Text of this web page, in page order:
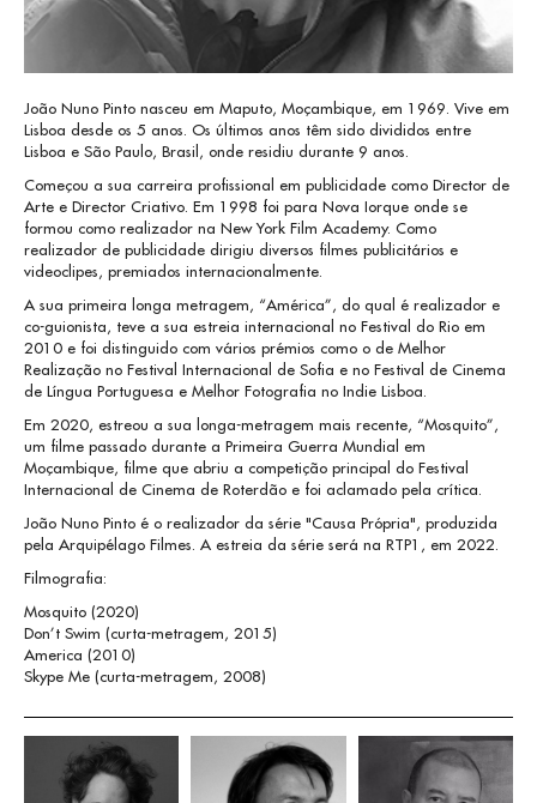
João Nuno Pinto nasceu em Maputo, Moçambique, em 1969. Vive em
Lisboa desde os 5 anos. Os últimos anos têm sido divididos entre
Lisboa e São Paulo, Brasil, onde residiu durante 9 anos.
Começou a sua carreira profissional em publicidade como Director de
Arte e Director Criativo. Em 1998 foi para Nova Iorque onde se
formou como realizador na New York Film Academy. Como
realizador de publicidade dirigiu diversos filmes publicitários e
videoclipes, premiados internacionalmente.
A sua primeira longa metragem, “América”, do qual é realizador e
co-guionista, teve a sua estreia internacional no Festival do Rio em
2010 e foi distinguido com vários prémios como o de Melhor
Realização no Festival Internacional de Sofia e no Festival de Cinema
de Língua Portuguesa e Melhor Fotografia no Indie Lisboa.
Em 2020, estreou a sua longa-metragem mais recente, “Mosquito”,
um filme passado durante a Primeira Guerra Mundial em
Moçambique, filme que abriu a competição principal do Festival
Internacional de Cinema de Roterdão e foi aclamado pela crítica.
João Nuno Pinto é o realizador da série "Causa Própria", produzida
pela Arquipélago Filmes. A estreia da série será na RTP1, em 2022.
Filmografia:
Mosquito (2020)
Don’t Swim (curta-metragem, 2015)
America (2010)
Skype Me (curta-metragem, 2008)